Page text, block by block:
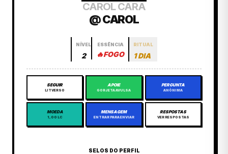
CAROL CARA
@ CAROL
NÍVEL
2
ESSÊNCIA
🔥FOGO
RITUAL
1 DIA
SEGUIR
LITVERSO
APOIE
GORJETA AVULSA
PERGUNTA
ANÔNIMA
MOEDA
1,00 LC
MENSAGEM
ENTRAR PARA ENVIAR
RESPOSTAS
VER RESPOSTAS
SELOS DO PERFIL